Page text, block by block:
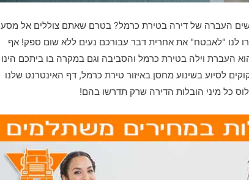
העברה של דירה בטירת כרמל? בטרם שאתם צוללים אל מסע
לנו "לאבטח" את אחרית דבר עבורכם נעים ללא שום ספק! אף
העברת וילה בטירת כרמל והסביבה וגם במקרה בו ביתכם הינו
לסיוע בשינוע מחסן באיזור טירת כרמל, דף האינטרנט שלנו
כל מיני הובלות הדירה שרק תדרשו בהם!